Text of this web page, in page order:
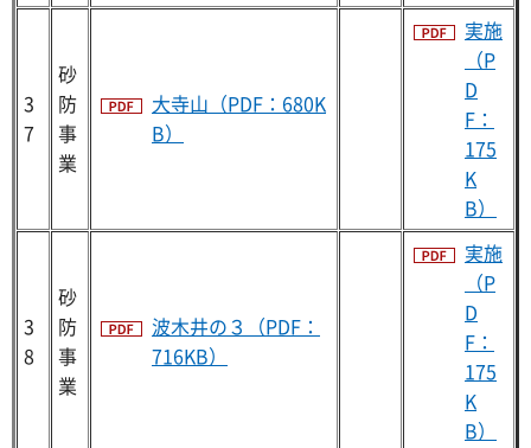
3
7
砂
防
事
業
大寺山（PDF：680K
B）
実施
（P
D
F：
175
K
B）
3
8
砂
防
事
業
波木井の３（PDF：
716KB）
実施
（P
D
F：
175
K
B）